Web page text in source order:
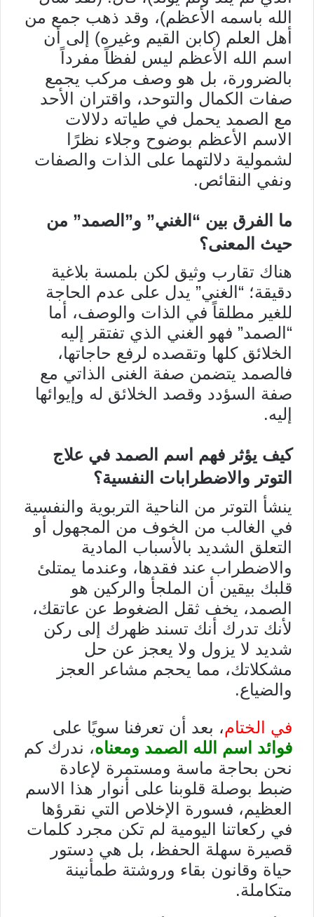
الله باسمه الأعظم)، وقد ذهب جمع من
أهل العلم (كابن القيم وغيره) إلى أن
اسم الله الأعظم ليس لفظاً مفرداً
بالضرورة، بل هو وصف مركب يجمع
صفات الكمال والتوحد، واقتران الأحد
مع الصمد يحمل في طياته دلالات
الاسم الأعظم بوضوح وجلاء نظرًا
لشمولية دلالتهما على الذات والصفات
ونفي النقائص.
ما الفرق بين “الغني” و”الصمد” من
حيث المعنى؟
هناك تقارب وثيق لكن بلمسة بلاغية
دقيقة؛ “الغني” يدل على عدم الحاجة
للغير مطلقاً في الذات والوصف، أما
“الصمد” فهو الغني الذي تفتقر إليه
الخلائق كلها وتقصده لرفع حاجاتها،
فالصمد يتضمن صفة الغنى الذاتي مع
صفة السؤدد وقصد الخلائق له وإيوائها
إليه.
كيف يؤثر فهم اسم الصمد في علاج
التوتر والاضطرابات النفسية؟
ينشأ التوتر من الناحية التربوية والنفسية
في الغالب من الخوف من المجهول أو
التعلق الشديد بالأسباب المادية
والاضطراب عند فقدها، وعندما يمتلئ
قلبك بيقين أن الملجأ والركين هو
الصمد، يخف ثقل الضغوط عن عاتقك،
لأنك تدرك أنك تسند ظهرك إلى ركن
شديد لا يزول ولا يعجز عن حل
مشكلاتك، مما يحجم مشاعر العجز
والضياع.
في الختام، بعد أن تعرفنا سويًا على
فوائد اسم الله الصمد ومعناه، ندرك كم
نحن بحاجة ماسة ومستمرة لإعادة
ضبط بوصلة قلوبنا على أنوار هذا الاسم
العظيم، فسورة الإخلاص التي نقرؤها
في ركعاتنا اليومية لم تكن مجرد كلمات
قصيرة سهلة الحفظ، بل هي دستور
حياة وقانون بقاء وروشتة طمأنينة
متكاملة.